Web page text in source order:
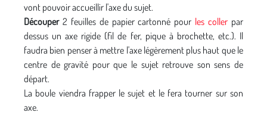
vont pouvoir accueillir l'axe du sujet.
Découper2 feuilles de papier cartonné pour les coller par
dessus un axe rigide (fil de fer, pique à brochette, etc.). Il
faudra bien penser à mettre l'axe légèrement plus haut que le
centre de gravité pour que le sujet retrouve son sens de
départ.
La boule viendra frapper le sujet et le fera tourner sur son
axe.